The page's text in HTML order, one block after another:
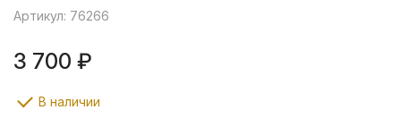
Артикул: 76266
3 700 ₽
В наличии